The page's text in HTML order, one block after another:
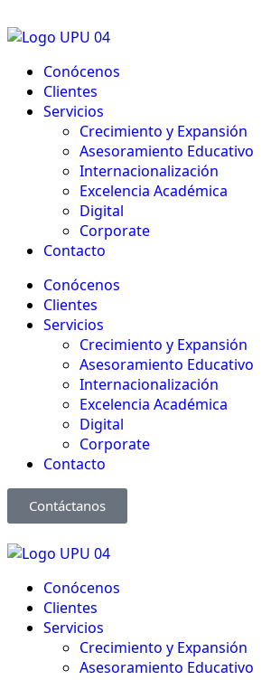
Conócenos
Clientes
Servicios
Crecimiento y Expansión
Asesoramiento Educativo​
Internacionalización
Excelencia Académica
Digital
Corporate
Contacto
Conócenos
Clientes
Servicios
Crecimiento y Expansión
Asesoramiento Educativo​
Internacionalización
Excelencia Académica
Digital
Corporate
Contacto
Contáctanos
Conócenos
Clientes
Servicios
Crecimiento y Expansión
Asesoramiento Educativo​